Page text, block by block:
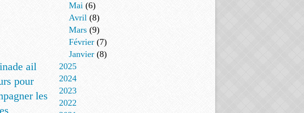
Mai (6)
Avril (8)
Mars (9)
Février (7)
Janvier (8)
2025
2024
2023
2022